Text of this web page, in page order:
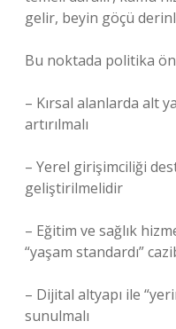
gelir, beyin göçü
Bu noktada politika
– Kırsal alanlarda alt
artırılmalı
– Yerel girişimciliği
geliştirilmelidir
– Eğitim ve sağlık
“yaşam standardı”
– Dijital altyapı ile
sunulmalı